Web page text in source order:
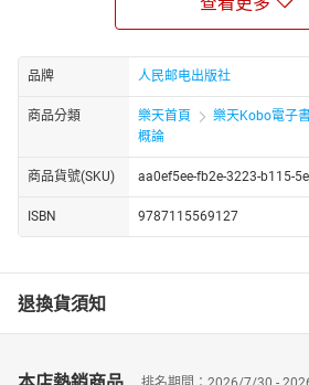
理、信息架构师、交互设计师、用户体验
品牌 人民邮电出版社
商品分類 樂天首頁 樂天Kobo電子
概論
商品貨號(SKU) aa0ef5ee-fb2e-3223-b115-
ISBN 9787115569127
退換貨須知